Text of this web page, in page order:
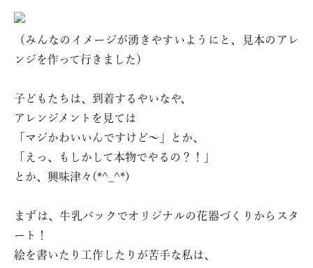
（みんなのイメージが湧きやすいようにと、見本のアレ
ンジを作って行きました）
子どもたちは、到着するやいなや、
アレンジメントを見ては
「マジかわいいんですけど〜」とか、
「えっ、もしかして本物でやるの？！」
とか、興味津々(*^_^*)
まずは、牛乳パックでオリジナルの花器づくりからスタ
ート！
絵を書いたり工作したりが苦手な私は、